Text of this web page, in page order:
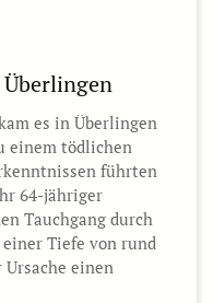
es in Überlingen
einem tödlichen
führten
64-jähriger
Tauchgang durch
Tiefe von rund
einen